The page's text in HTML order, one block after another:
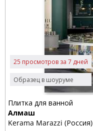
Образец в шоуруме
25 просмотров за 7 дней
Плитка для ванной
Алмаш
Kerama Marazzi (Россия)